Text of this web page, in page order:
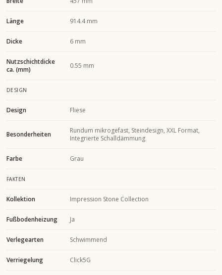
Länge 914.4 mm
Dicke 6 mm
Nutzschichtdicke
ca. (mm)
0.55 mm
DESIGN
Design Fliese
Besonderheiten
Rundum mikrogefast, Steindesign, XXL Format,
Integrierte Schalldämmung
Farbe Grau
FAKTEN
Kollektion Impression Stone Collection
Fußbodenheizung Ja
Verlegearten Schwimmend
Verriegelung Click5G